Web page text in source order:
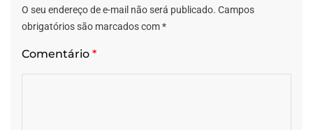
O seu endereço de e-mail não será publicado. Campos
obrigatórios são marcados com*
Comentário *